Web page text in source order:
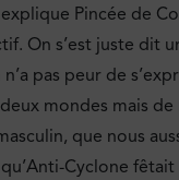
Pincée de
On s’est juste dit
pas peur de
mondes mais
que nous
Cyclone fêtait